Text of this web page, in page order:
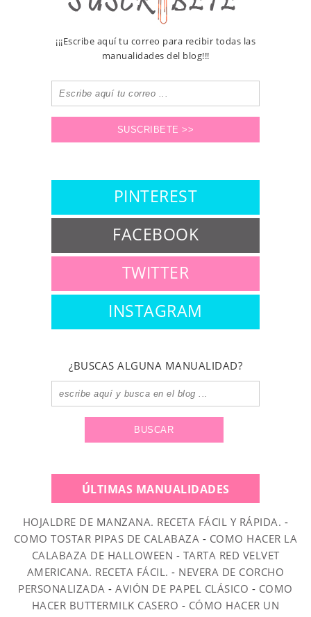
¡¡¡Escribe aquí tu correo para recibir todas las
manualidades del blog!!!
PINTEREST
FACEBOOK
TWITTER
INSTAGRAM
¿BUSCAS ALGUNA MANUALIDAD?
ÚLTIMAS MANUALIDADES
HOJALDRE DE MANZANA. RECETA FÁCIL Y RÁPIDA. -
COMO TOSTAR PIPAS DE CALABAZA - COMO HACER LA
CALABAZA DE HALLOWEEN - TARTA RED VELVET
AMERICANA. RECETA FÁCIL. - NEVERA DE CORCHO
PERSONALIZADA -AVIÓN DE PAPEL CLÁSICO - COMO
HACER BUTTERMILK CASERO - CÓMO HACER UN